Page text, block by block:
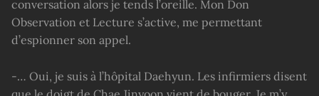
conversation alors je tends l’oreille. Mon Don
Observation et Lecture s’active, me permettant
d’espionner son appel.
-… Oui, je suis à l’hôpital Daehyun. Les infirmiers disent